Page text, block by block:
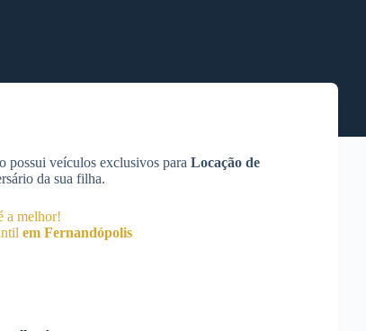
possui veículos exclusivos para Locação de
da sua filha.
a melhor!
em Fernandópolis